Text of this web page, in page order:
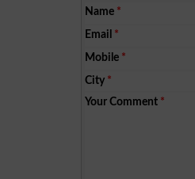
Name *
Email *
Mobile *
City *
Your Comment *